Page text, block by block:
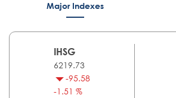
Major Indexes
IHSG
6219.73
-95.58
-1.51 %